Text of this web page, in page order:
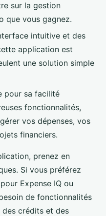
sur la gestion
que vous gagnez.
intuitive et des
application est
une solution simple
pour sa facilité
fonctionnalités,
vos dépenses, vos
financiers.
prenez en
Si vous préférez
Expense IQ ou
de fonctionnalités
des crédits et des